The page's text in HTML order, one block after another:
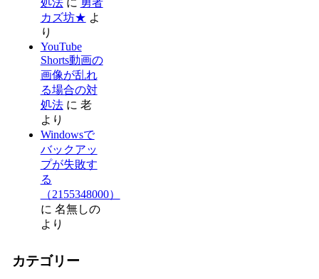
カズ坊★ よ
り
YouTube
Shorts動画の
画像が乱れ
る場合の対
処法に 老
より
Windowsで
バックアッ
プが失敗す
る
（2155348000）
に 名無しの
より
カテゴリー